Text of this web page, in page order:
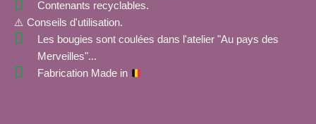
Contenants recyclables.
⚠️ Conseils d'utilisation.
Les bougies sont coulées dans l'atelier "Au pays des
Merveilles"...
Fabrication Made in